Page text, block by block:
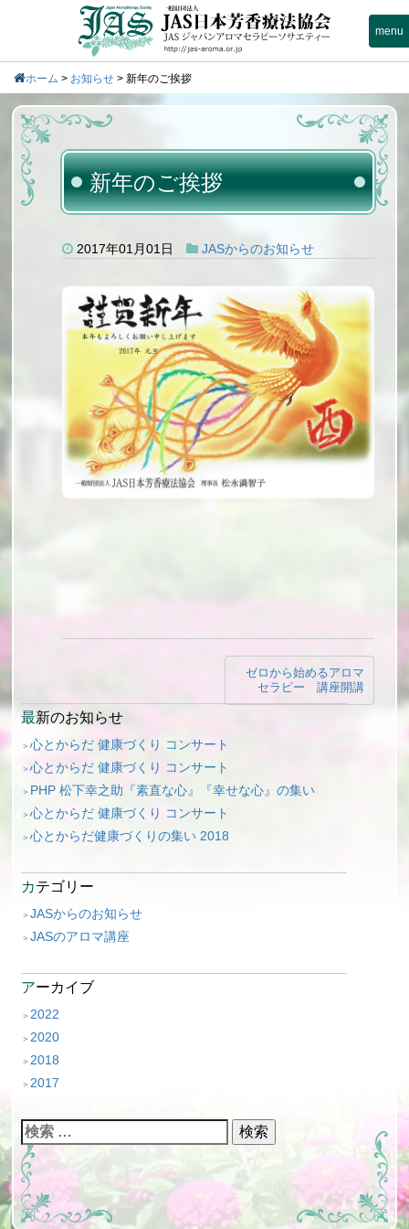
menu
ホーム > お知らせ > 新年のご挨拶
新年のご挨拶
2017年01月01日 JASからのお知らせ
ナ
ビ
ゲ
ー
シ
ョ
ン
ゼロから始めるアロマ
セラピー 講座開講
最新のお知らせ
心とからだ 健康づくり コンサート
心とからだ 健康づくり コンサート
PHP 松下幸之助『素直な心』『幸せな心』の集い
心とからだ 健康づくり コンサート
心とからだ健康づくりの集い 2018
カテゴリー
JASからのお知らせ
JASのアロマ講座
アーカイブ
2022
2020
2018
2017
検
索: